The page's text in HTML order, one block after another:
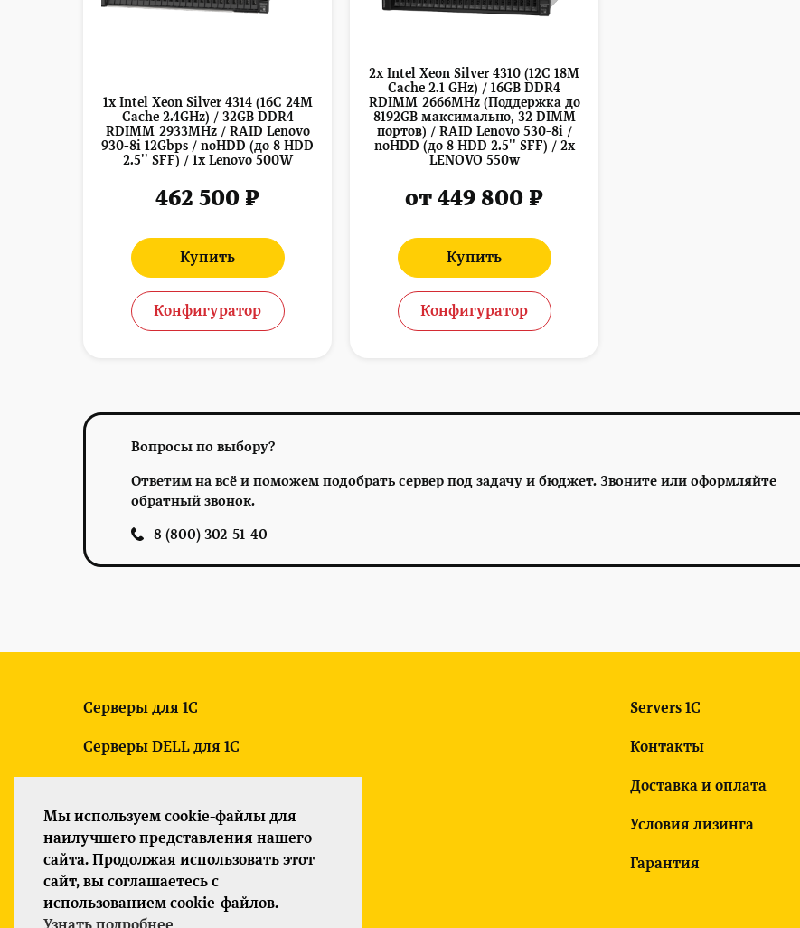
1x Intel Xeon Silver 4314 (16C 24M
Cache 2.4GHz) / 32GB DDR4
RDIMM 2933MHz / RAID Lenovo
930-8i 12Gbps / noHDD (до 8 HDD
2.5'' SFF) / 1x Lenovo 500W
462 500 ₽
Купить
Конфигуратор
2x Intel Xeon Silver 4310 (12C 18M
Cache 2.1 GHz) / 16GB DDR4
RDIMM 2666MHz (Поддержка до
8192GB максимально, 32 DIMM
портов) / RAID Lenovo 530-8i /
noHDD (до 8 HDD 2.5'' SFF) / 2x
LENOVO 550w
от 449 800 ₽
Купить
Конфигуратор
Вопросы по выбору?
Ответим на всё и поможем подобрать сервер под задачу и бюджет. Звоните или оформляйте
обратный звонок.
8 (800) 302-51-40
Серверы для 1С
Серверы DELL для 1С
Б/У серверы для 1С
Серверы HP для 1С
Servers 1C
Контакты
Доставка и оплата
Условия лизинга
Гарантия
Политика конфиденциальности
Мы используем cookie-файлы для
наилучшего представления нашего
сайта. Продолжая использовать этот
сайт, вы соглашаетесь с
использованием cookie-файлов.